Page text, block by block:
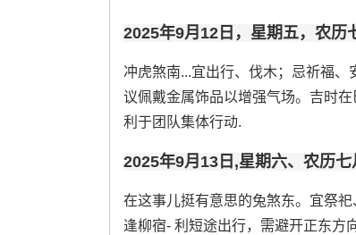
2025年9月12日，星期五，农历
冲虎煞南...宜出行、伐木；忌祈福
议佩戴金属饰品以增强气场。吉时
利于团队集体行动.
2025年9月13日,星期六、农历七
在这事儿挺有意思的兔煞东。宜祭
逢柳宿- 利短途出行，需避开正东方